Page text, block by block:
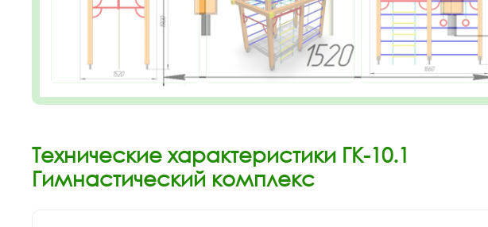
Технические характеристики ГК-10.1
Гимнастический комплекс